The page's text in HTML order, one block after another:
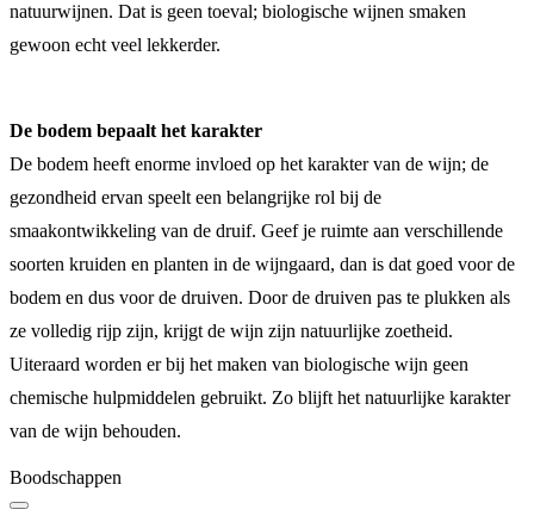
natuurwijnen. Dat is geen toeval; biologische wijnen smaken
gewoon echt veel lekkerder.
De bodem bepaalt het karakter
De bodem heeft enorme invloed op het karakter van de wijn; de
gezondheid ervan speelt een belangrijke rol bij de
smaakontwikkeling van de druif. Geef je ruimte aan verschillende
soorten kruiden en planten in de wijngaard, dan is dat goed voor de
bodem en dus voor de druiven. Door de druiven pas te plukken als
ze volledig rijp zijn, krijgt de wijn zijn natuurlijke zoetheid.
Uiteraard worden er bij het maken van biologische wijn geen
chemische hulpmiddelen gebruikt. Zo blijft het natuurlijke karakter
van de wijn behouden.
Boodschappen